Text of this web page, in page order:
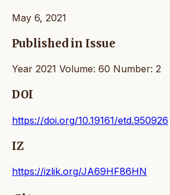
May 6, 2021
Published in Issue
Year 2021 Volume: 60 Number: 2
DOI
https://doi.org/10.19161/etd.950926
IZ
https://izlik.org/JA69HF86HN